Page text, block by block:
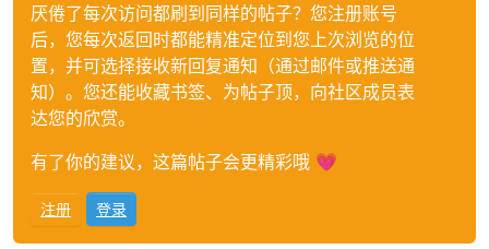
厌倦了每次访问都刷到同样的帖子？您注册账号
后，您每次返回时都能精准定位到您上次浏览的位
置，并可选择接收新回复通知（通过邮件或推送通
知）。您还能收藏书签、为帖子顶，向社区成员表
达您的欣赏。
有了你的建议，这篇帖子会更精彩哦 💗
注册 登录